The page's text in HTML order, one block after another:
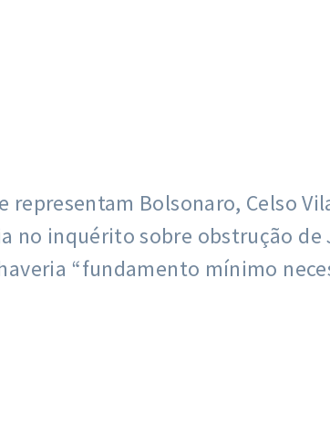
Bolsonaro, Celso
no inquérito sobre obstrução de
“fundamento mínimo